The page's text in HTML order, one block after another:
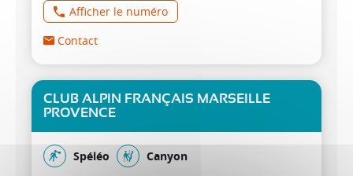
Afficher le numéro
Contact
CLUB ALPIN FRANÇAIS MARSEILLE
PROVENCE
Spéléo Canyon